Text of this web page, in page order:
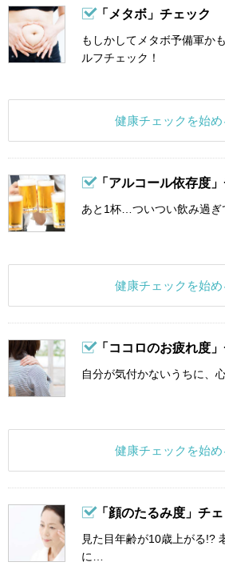
「メタボ」チェック
もしかしてメタボ予備軍か
ルフチェック！
健康チェックを始め
「アルコール依存度
あと1杯…ついつい飲み過ぎ
健康チェックを始め
「ココロのお疲れ度
自分が気付かないうちに、
健康チェックを始め
「顔のたるみ度」チェ
見た目年齢が10歳上がる!?
に…